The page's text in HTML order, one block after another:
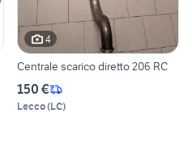
4
Centrale scarico diretto 206 RC
150 €
Lecco(LC)